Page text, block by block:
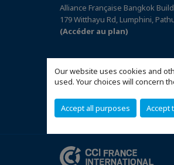
Our website uses cookies and
used. Your choices will concern
Accept all purposes Accept
Alliance Française Bangkok
179 Witthayu Rd, Lumphini,
(Accéder au plan)